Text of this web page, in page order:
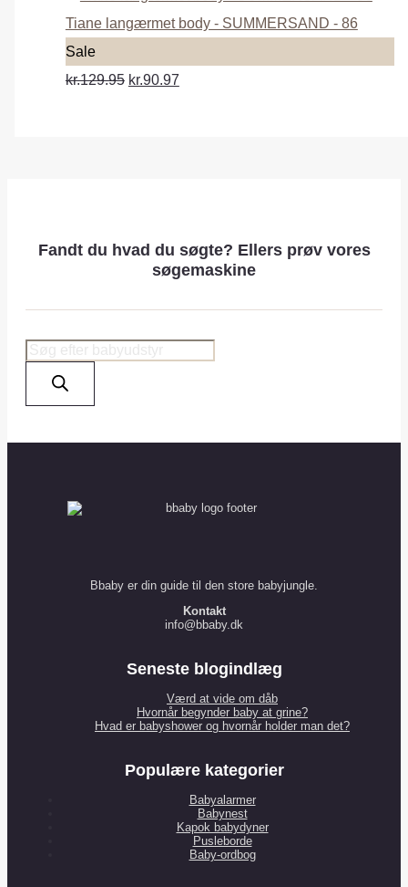
e
s
d
u
c
l
Tiane langærmet body - SUMMERSAND - 86
SaleP
r
o
l
kr.129.95 kr.90.97
Fandt du hvad du søgte? Ellers prøv vores
søgemaskine
Products
search
Bbaby er din guide til den store babyjungle.
Kontakt
info@bbaby.dk
Seneste blogindlæg
Værd at vide om dåb
Hvornår begynder baby at grine?
Hvad er babyshower og hvornår holder man det?
Populære kategorier
Babyalarmer
Babynest
Kapok babydyner
Pusleborde
Baby-ordbog